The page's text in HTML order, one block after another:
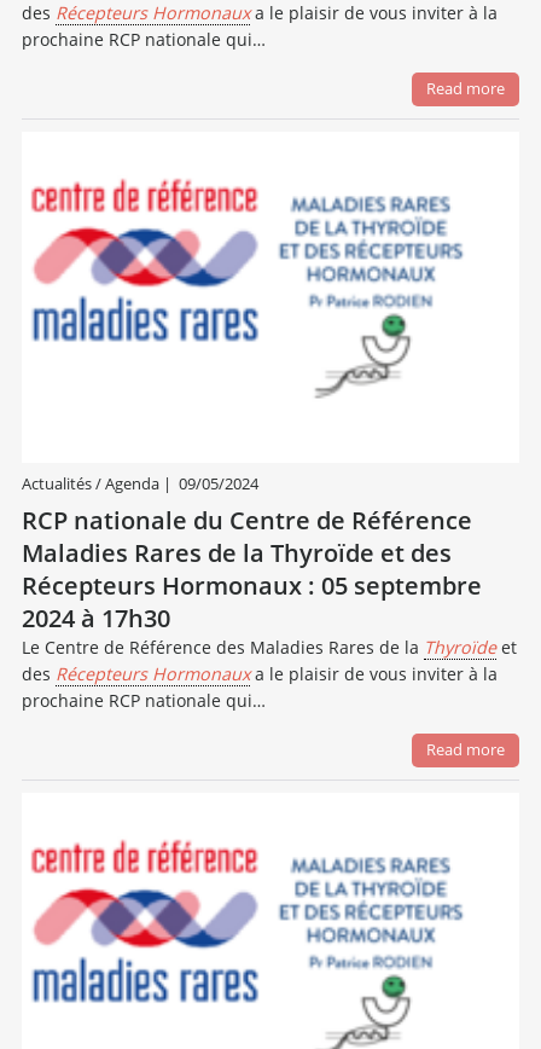
des Récepteurs Hormonauxa le plaisir de vous inviter à la
prochaine RCP nationale qui…
Read more
Actualités / Agenda| 09/05/2024
RCP nationale du Centre de Référence
Maladies Rares de la Thyroïde et des
Récepteurs Hormonaux : 05 septembre
2024 à 17h30
Le Centre de Référence des Maladies Rares de la Thyroïdeet
des Récepteurs Hormonauxa le plaisir de vous inviter à la
prochaine RCP nationale qui…
Read more